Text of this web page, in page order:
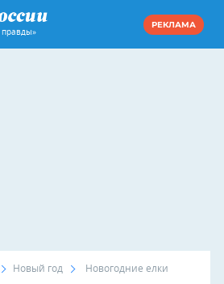
правды»
РЕКЛАМА
Новый год Новогодние елки